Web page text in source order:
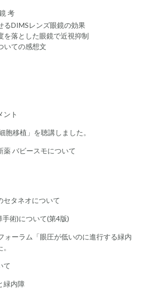
考
るDIMSレンズ眼鏡の効果
を落とした眼鏡で近視抑制
いての感想文
ント
胞移植」を聴講しました。
薬 バビースモについて
セタネオについて
術)について(第4版)
ォーラム「眼圧が低いのに進行する緑内
て
緑内障